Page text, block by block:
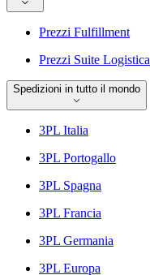
Prezzi Fulfillment
Prezzi Suite Logistica
Spedizioni in tutto il mondo
3PL Italia
3PL Portogallo
3PL Spagna
3PL Francia
3PL Germania
3PL Europa